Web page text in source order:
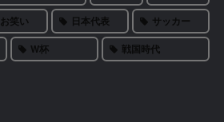
お笑い 日本代表
サッカー
W杯 戦国時代